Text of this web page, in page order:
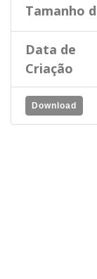
Tamanho
Data de
Criação
Download